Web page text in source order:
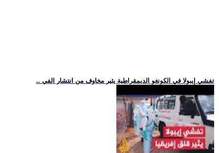
.. تفشي إيبولا في الكونغو الديمقراطية يثير مخاوف من انتشار الفي